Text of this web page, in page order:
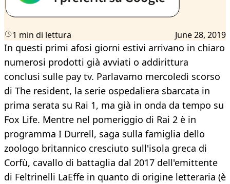
1 min di lettura June 28, 2019
In questi primi afosi giorni estivi arrivano in chiaro
numerosi prodotti già avviati o addirittura
conclusi sulle pay tv. Parlavamo mercoledì scorso
di The resident, la serie ospedaliera sbarcata in
prima serata su Rai 1, ma già in onda da tempo su
Fox Life. Mentre nel pomeriggio di Rai 2 è in
programma I Durrell, saga sulla famiglia dello
zoologo britannico cresciuto sull'isola greca di
Corfù, cavallo di battaglia dal 2017 dell'emittente
di Feltrinelli LaEffe in quanto di origine letteraria (è